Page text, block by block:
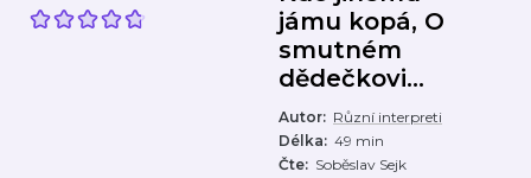
jámu kopá, O
smutném
dědečkovi...
Autor: Různí interpreti
Délka: 49 min
Čte: Soběslav Sejk